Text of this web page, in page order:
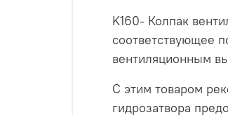
K160- Колпак
соответствующее
вентиляционным
С этим товаром
гидрозатвора